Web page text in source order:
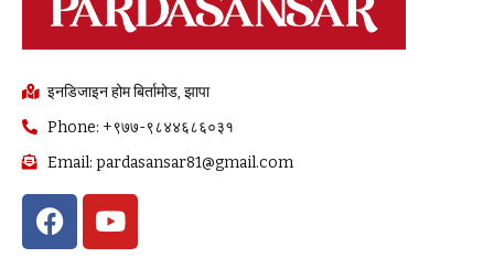
इनडिजाइन होम बिर्तामोड, झापा
Phone: +९७७-९८४४६८६०३१
Email: pardasansar81@gmail.com